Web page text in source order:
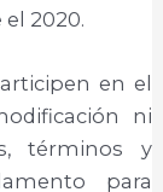
2020.
en el
ni
términos y
para